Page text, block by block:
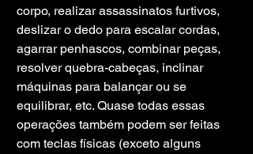
corpo, realizar assassinatos furtivos,
deslizar o dedo para escalar cordas,
agarrar penhascos, combinar peças,
resolver quebra-cabeças, inclinar
máquinas para balançar ou se
equilibrar, etc. Quase todas essas
operações também podem ser feitas
com teclas físicas (exceto alguns